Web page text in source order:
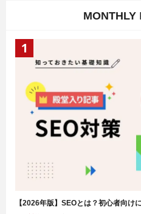
MONTHLY
【2026年版】SEOとは？初心者向け